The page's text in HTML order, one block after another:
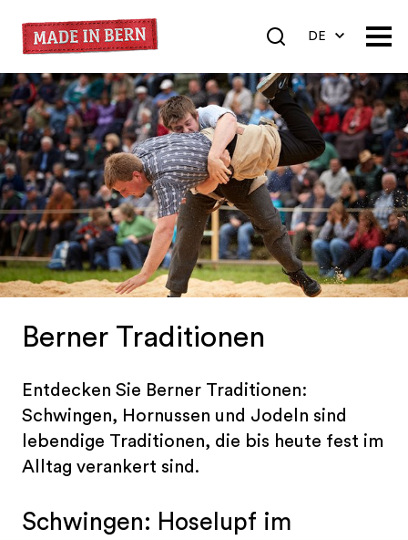
DE
FR
Berner Traditionen
Entdecken Sie Berner Traditionen:
Schwingen, Hornussen und Jodeln sind
lebendige Traditionen, die bis heute fest im
Alltag verankert sind.
Schwingen: Hoselupf im